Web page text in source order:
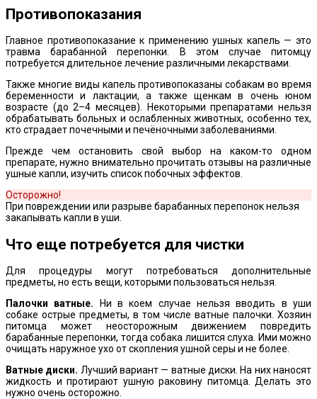
Противопоказания
Главное противопоказание к применению ушных капель — это
травма барабанной перепонки. В этом случае питомцу
потребуется длительное лечение различными лекарствами.
Также многие виды капель противопоказаны собакам во время
беременности и лактации, а также щенкам в очень юном
возрасте (до 2–4 месяцев). Некоторыми препаратами нельзя
обрабатывать больных и ослабленных животных, особенно тех,
кто страдает почечными и печёночными заболеваниями.
Прежде чем остановить свой выбор на каком-то одном
препарате, нужно внимательно прочитать отзывы на различные
ушные капли, изучить список побочных эффектов.
Осторожно!
При повреждении или разрыве барабанных перепонок нельзя
закапывать капли в уши.
Что еще потребуется для чистки
Для процедуры могут потребоваться дополнительные
предметы, но есть вещи, которыми пользоваться нельзя.
Палочки ватные.
Ни в коем случае нельзя вводить в уши
собаке острые предметы, в том числе ватные палочки. Хозяин
питомца может неосторожным движением повредить
барабанные перепонки, тогда собака лишится слуха. Ими можно
очищать наружное ухо от скопления ушной серы и не более.
Ватные диски. Лучший вариант — ватные диски. На них наносят
жидкость и протирают ушную раковину питомца. Делать это
нужно очень осторожно.